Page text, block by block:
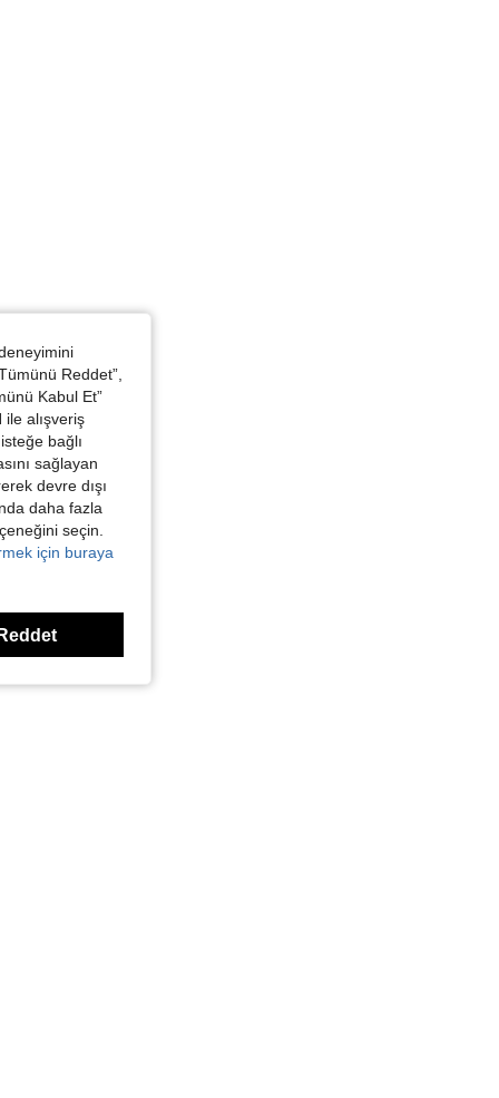
Boyut: S
Reddet”,
Kabul Et”
alışveriş
bağlı
sağlayan
devre dışı
daha fazla
seçin.
için buraya